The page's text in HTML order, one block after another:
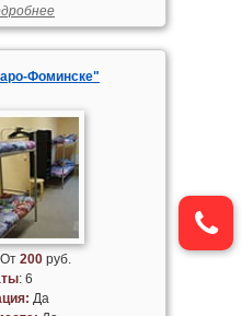
Фоминске"
От200 руб.
: 6
Да